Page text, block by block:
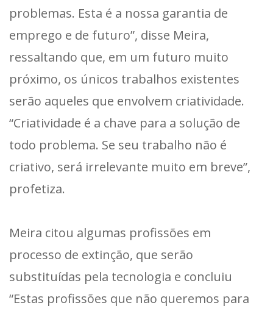
problemas. Esta é a nossa garantia de
emprego e de futuro”, disse Meira,
ressaltando que, em um futuro muito
próximo, os únicos trabalhos existentes
serão aqueles que envolvem criatividade.
“Criatividade é a chave para a solução de
todo problema. Se seu trabalho não é
criativo, será irrelevante muito em breve”,
profetiza.
Meira citou algumas profissões em
processo de extinção, que serão
substituídas pela tecnologia e concluiu
“Estas profissões que não queremos para